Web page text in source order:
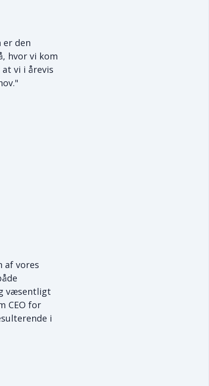
er den
hvor vi kom
vi i årevis
af vores
væsentligt
CEO for
i